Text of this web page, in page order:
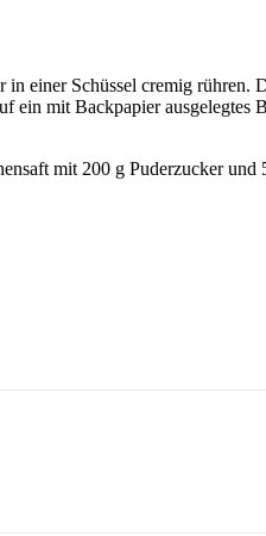
einer Schüssel cremig
mit Backpapier ausgelegtes
mit 200 g Puderzucker